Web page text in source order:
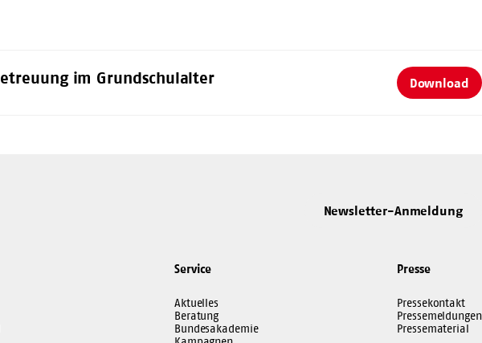
im Grundschulalter Download
Newsletter-Anmeldung
Service
Aktuelles
Beratung
Bundesakademie
Presse
Pressekontakt
Pressemeldungen
Pressematerial